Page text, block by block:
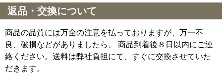
返品・交換について
商品の品質には万全の注意を払っておりますが、万一不
良、破損などがありましたら、 商品到着後８日以内にご連
絡ください。送料は弊社負担にて、すぐに交換させていた
だきます。